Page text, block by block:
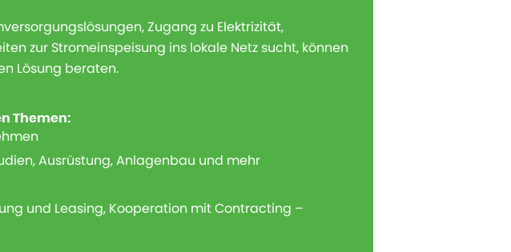
Zugang zu Elektrizität,
zur Stromeinspeisung ins lokale Netz sucht, können
Lösung beraten.
Themen:
Ausrüstung, Anlagenbau und mehr
und Leasing, Kooperation mit Contracting –